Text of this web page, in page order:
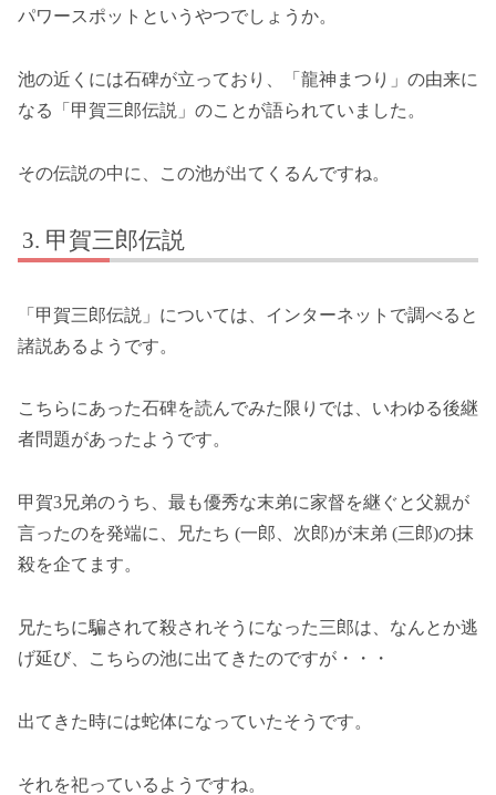
パワースポットというやつでしょうか。
池の近くには石碑が立っており、「龍神まつり」の由来に
なる「甲賀三郎伝説」のことが語られていました。
その伝説の中に、この池が出てくるんですね。
甲賀三郎伝説
「甲賀三郎伝説」については、インターネットで調べると
諸説あるようです。
こちらにあった石碑を読んでみた限りでは、いわゆる後継
者問題があったようです。
甲賀3兄弟のうち、最も優秀な末弟に家督を継ぐと父親が
言ったのを発端に、兄たち (一郎、次郎)が末弟 (三郎)の抹
殺を企てます。
兄たちに騙されて殺されそうになった三郎は、なんとか逃
げ延び、こちらの池に出てきたのですが・・・
出てきた時には蛇体になっていたそうです。
それを祀っているようですね。